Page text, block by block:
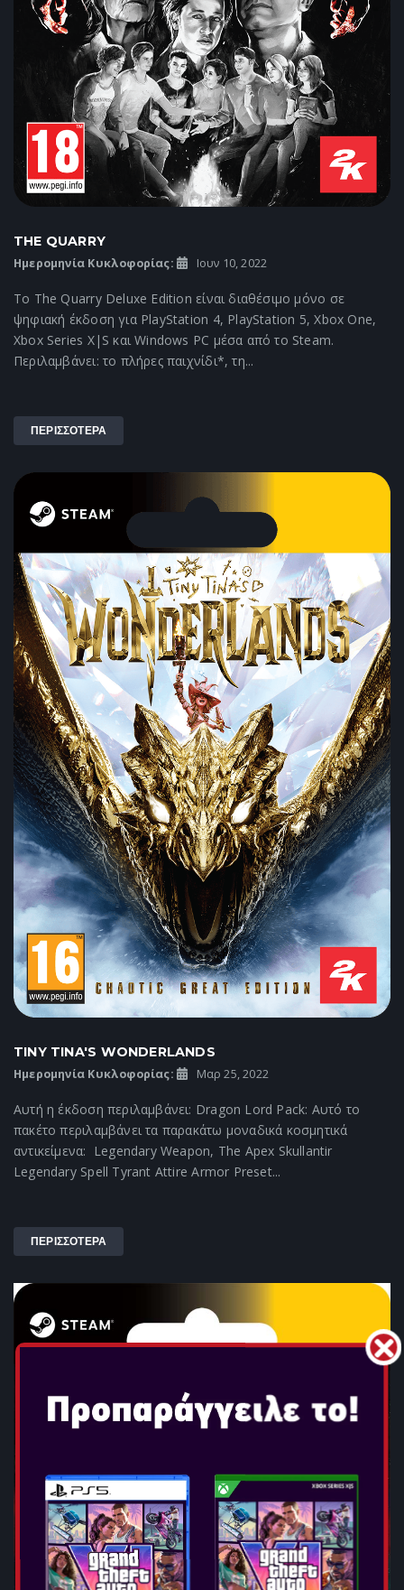
THE QUARRY
Ημερομηνία Κυκλοφορίας: Ιουν 10, 2022
Το The Quarry Deluxe Edition είναι διαθέσιμο μόνο σε
ψηφιακή έκδοση για PlayStation 4, PlayStation 5, Xbox One,
Xbox Series X|S και Windows PC μέσα από το Steam.
Περιλαμβάνει: το πλήρες παιχνίδι*, τη...
ΠΕΡΙΣΣΟΤΕΡΑ
TINY TINA'S WONDERLANDS
Ημερομηνία Κυκλοφορίας: Μαρ 25, 2022
Αυτή η έκδοση περιλαμβάνει: Dragon Lord Pack: Αυτό το
πακέτο περιλαμβάνει τα παρακάτω μοναδικά κοσμητικά
αντικείμενα: Legendary Weapon, The Apex Skullantir
Legendary Spell Tyrant Attire Armor Preset...
ΠΕΡΙΣΣΟΤΕΡΑ